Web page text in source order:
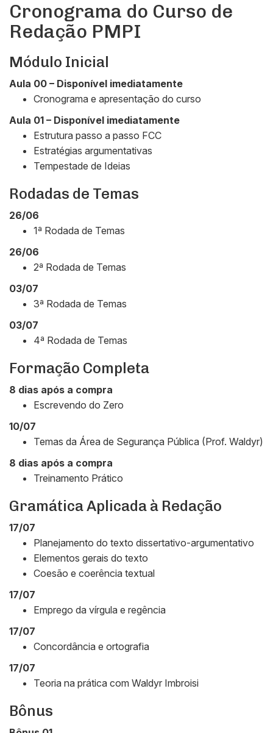
Cronograma do Curso de
Redação PMPI
Módulo Inicial
Aula 00 – Disponível imediatamente
Cronograma e apresentação do curso
Aula 01 – Disponível imediatamente
Estrutura passo a passo FCC
Estratégias argumentativas
Tempestade de Ideias
Rodadas de Temas
26/06
1ª Rodada de Temas
26/06
2ª Rodada de Temas
03/07
3ª Rodada de Temas
03/07
4ª Rodada de Temas
Formação Completa
8 dias após a compra
Escrevendo do Zero
10/07
Temas da Área de Segurança Pública (Prof. Waldyr)
8 dias após a compra
Treinamento Prático
Gramática Aplicada à Redação
17/07
Planejamento do texto dissertativo-argumentativo
Elementos gerais do texto
Coesão e coerência textual
17/07
Emprego da vírgula e regência
17/07
Concordância e ortografia
17/07
Teoria na prática com Waldyr Imbroisi
Bônus